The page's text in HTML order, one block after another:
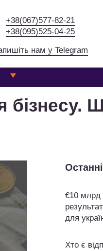
+38(067)577-82-21
+38(095)525-04-25
нам у Telegram
бізнесу.
€10
для
Хто є